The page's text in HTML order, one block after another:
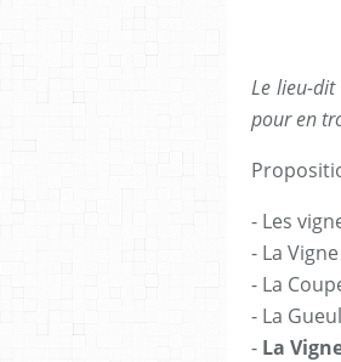
Le lieu-
pour en
- Les
- La
- La
- La
- La